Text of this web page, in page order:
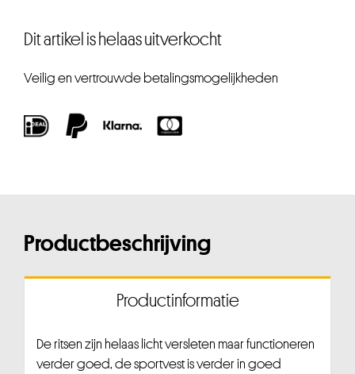
Dit artikel is helaas uitverkocht
Veilig en vertrouwde betalingsmogelijkheden
Productbeschrijving
Productinformatie
De ritsen zijn helaas licht versleten maar functioneren
verder goed, de sportvest is verder in goed